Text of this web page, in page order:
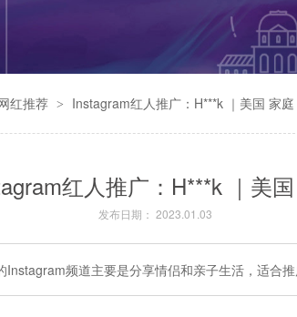
红推荐 > Instagram红人推广：H***k ｜美国 家庭
红人推广：H***k ｜美
发布日期： 2023.01.03
频道主要是分享情侣和亲子生活，适合推